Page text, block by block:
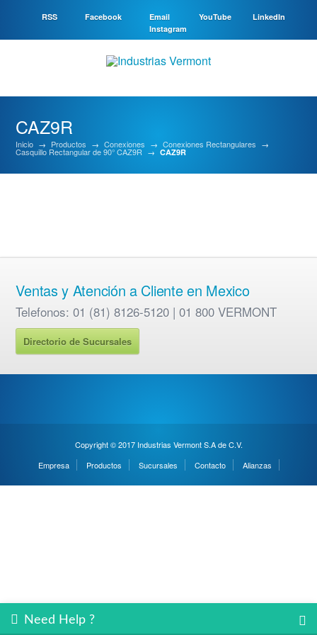
RSS Facebook Email YouTube
LinkedIn
Instagram
CAZ9R
Inicio → Productos → Conexiones → Conexiones Rectangulares →
Casquillo Rectangular de 90° CAZ9R → CAZ9R
Ventas y Atención a Cliente en Mexico
Telefonos: 01 (81) 8126-5120 | 01 800 VERMONT
Directorio de Sucursales
Copyright © 2017 Industrias Vermont S.A de C.V.
Empresa
Productos Sucursales Contacto Alianzas
Need Help ?